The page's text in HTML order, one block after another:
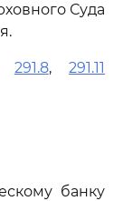
Суда
291.8, 291.11
банку